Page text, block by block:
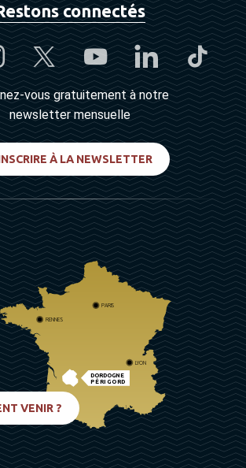
connectés
vous gratuitement à notre
newsletter mensuelle
À LA NEWSLETTER
DORDOGNE
PÉRIGORD
PARIS
RENNES
LYON
VENIR ?